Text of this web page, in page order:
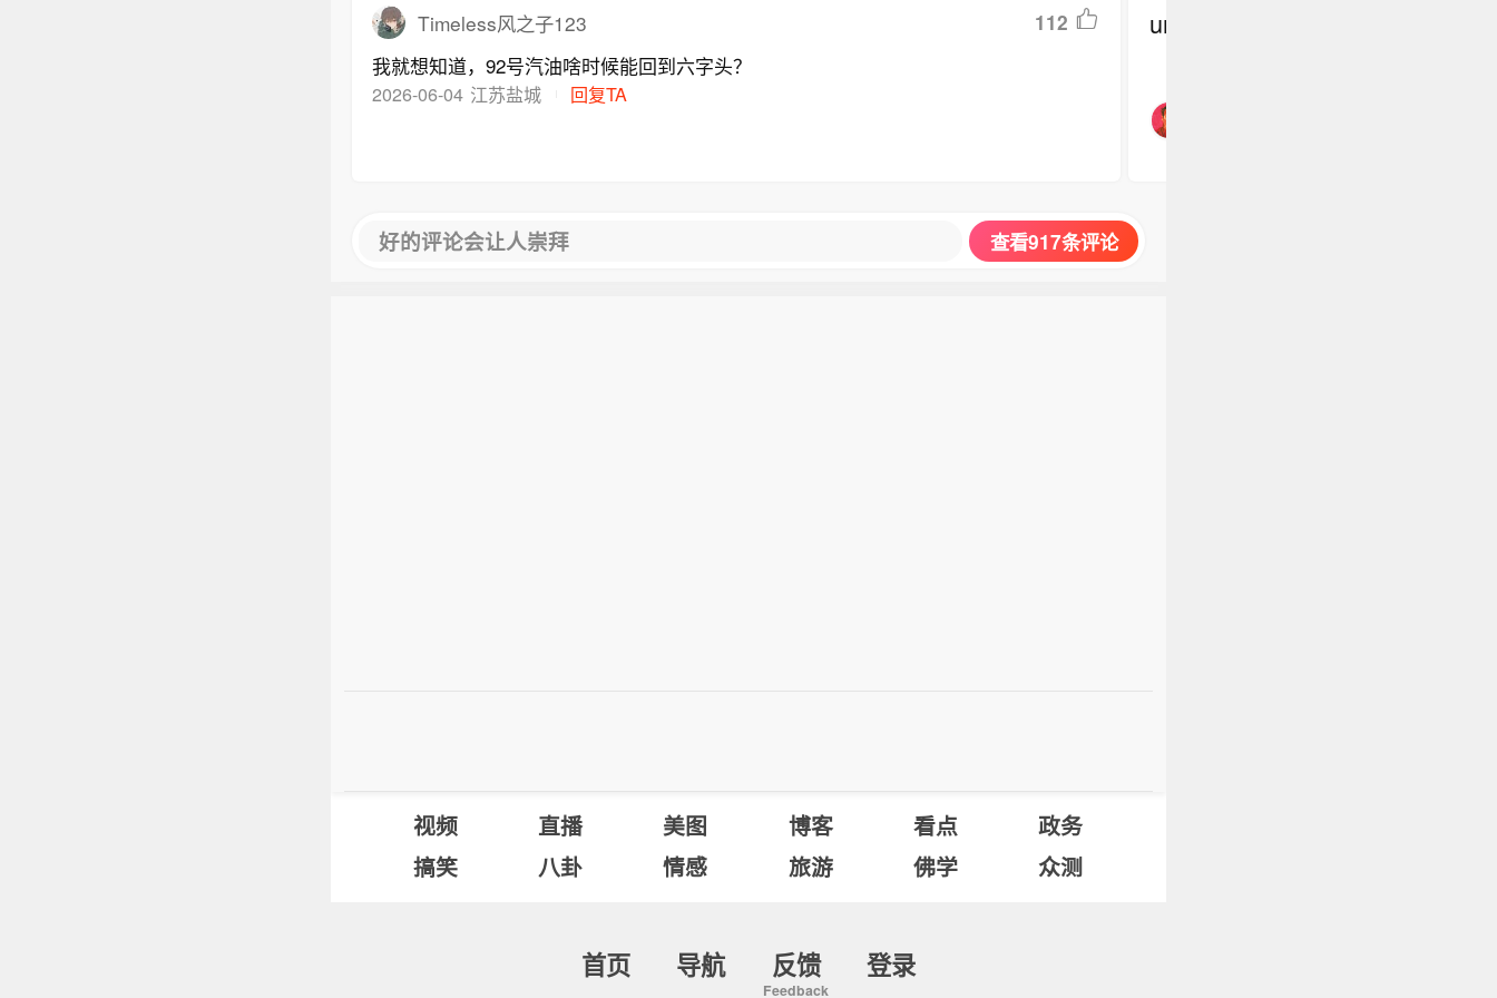
Timeless风之子123
112
我就想知道，92号汽油啥时候能回到六字头？
2026-06-04 江苏盐城 回复TA
undefined
好的评论会让人崇拜 查看917条评论
视频 直播 美图 博客 看点
政务
搞笑
八卦 情感 旅游 佛学 众测
首页 导航 反馈 登录